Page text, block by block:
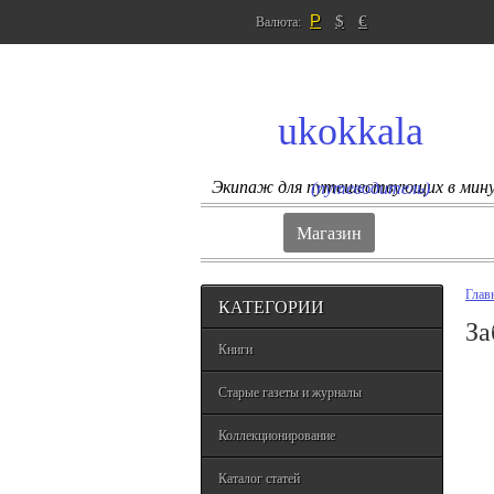
Валюта: Р $ €
ukokkala
Экипаж для путешествующих в
(путеводитель)
Магазин
КАТЕГОРИИ
Книги
Старые газеты и журналы
Коллекционирование
Каталог статей